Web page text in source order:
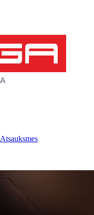
Atsauksmes